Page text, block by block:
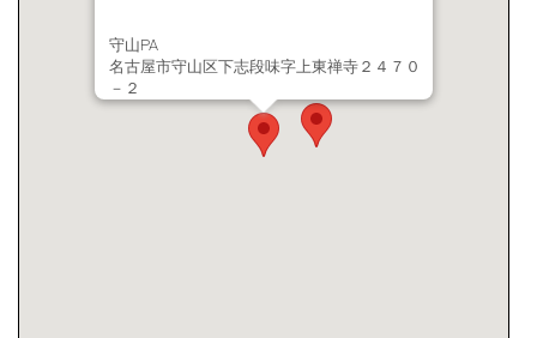
守山PA
名古屋市守山区下志段味字上東禅寺２４７０
－２